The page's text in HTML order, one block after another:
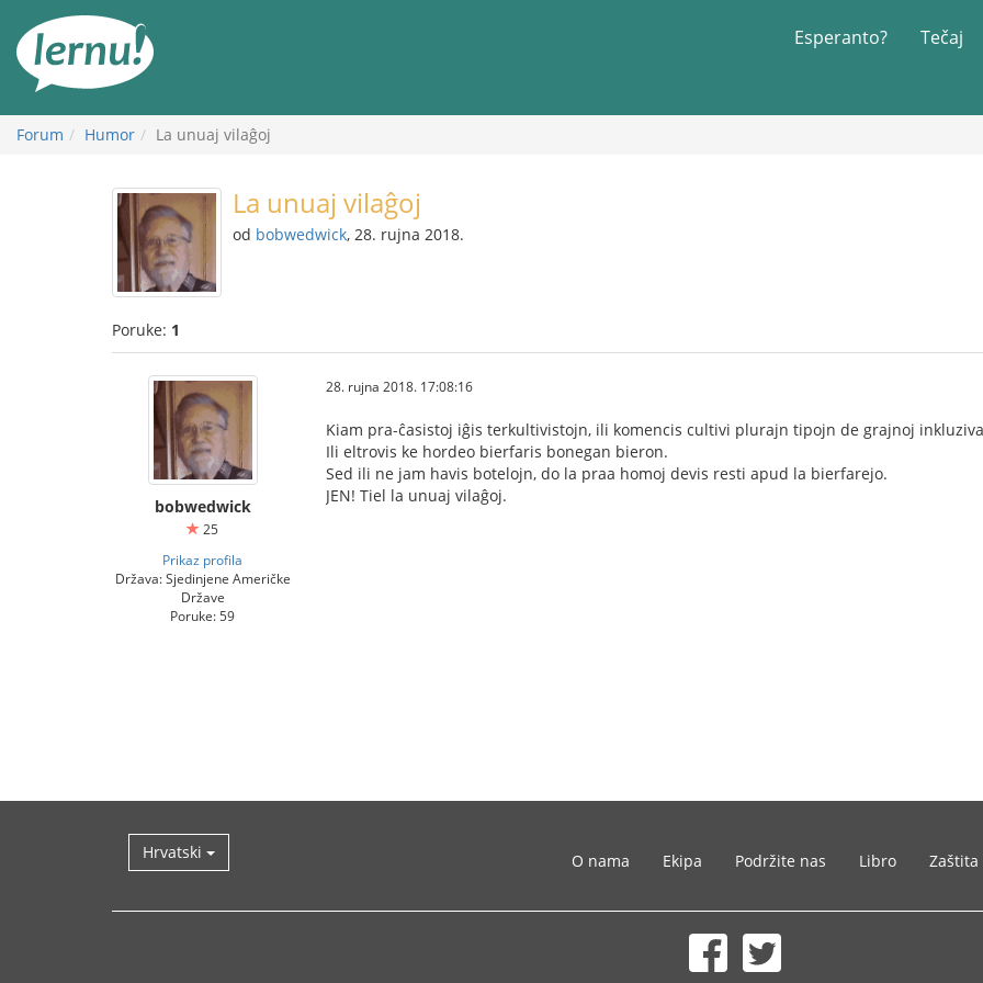
Esperanto? Tečaj
Forum Humor La unuaj vilaĝoj
La unuaj vilaĝoj
od bobwedwick, 28. rujna 2018.
Poruke: 1
bobwedwick
25
Prikaz profila
Država: Sjedinjene Američke
Države
Poruke: 59
28. rujna 2018. 17:08:16
Kiam pra-ĉasistoj iĝis terkultivistojn, ili komencis cultivi plurajn tipojn de grajnoj
Ili eltrovis ke hordeo bierfaris bonegan bieron.
Sed ili ne jam havis botelojn, do la praa homoj devis resti apud la bierfarejo.
JEN! Tiel la unuaj vilaĝoj.
Hrvatski O nama Ekipa Podržite nas Libro Zaštita